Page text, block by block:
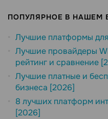
ПОПУЛЯРНОЕ В НАШЕМ
Лучшие платформы
Лучшие провайдеры
рейтинг и сравнение
Лучшие платные и
бизнеса [2026]
8 лучших платформ
[2026]